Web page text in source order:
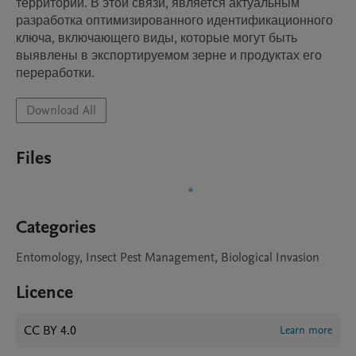
разработка оптимизированного идентификационного
ключа, включающего виды, которые могут быть
выявлены в экспортируемом зерне и продуктах его
переработки.
Download All
Files
Categories
Entomology, Insect Pest Management, Biological Invasion
Licence
CC BY 4.0 Learn more